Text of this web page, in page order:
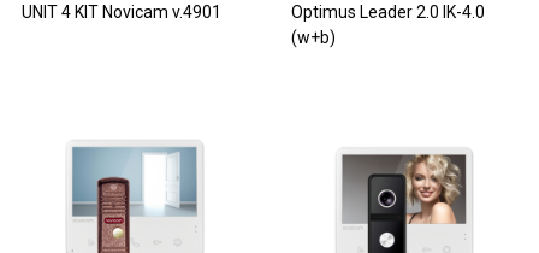
UNIT 4 KIT Novicam v.4901
Optimus Leader 2.0 IK-4.0
(w+b)